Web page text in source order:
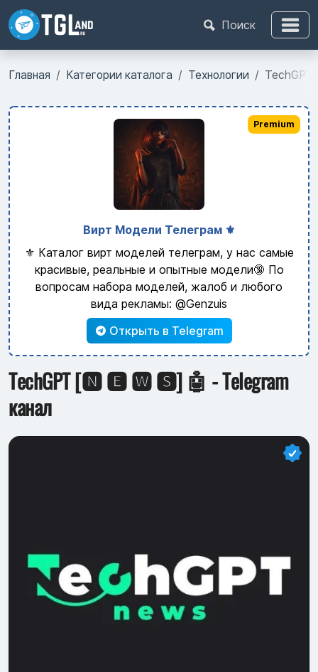
Поиск
Главная Категории каталога Технологии
Вирт Модели Телеграм ⚜️
⚜️ Каталог вирт моделей телеграм, у нас самые
красивые, реальные и опытные модели🔞 По
вопросам набора моделей, жалоб и любого
вида рекламы: @Genzuis
Открыть в Telegram
Premium
TechGPT [🅽 🅴 🆆 🆂] 🤖 - Telegram
канал